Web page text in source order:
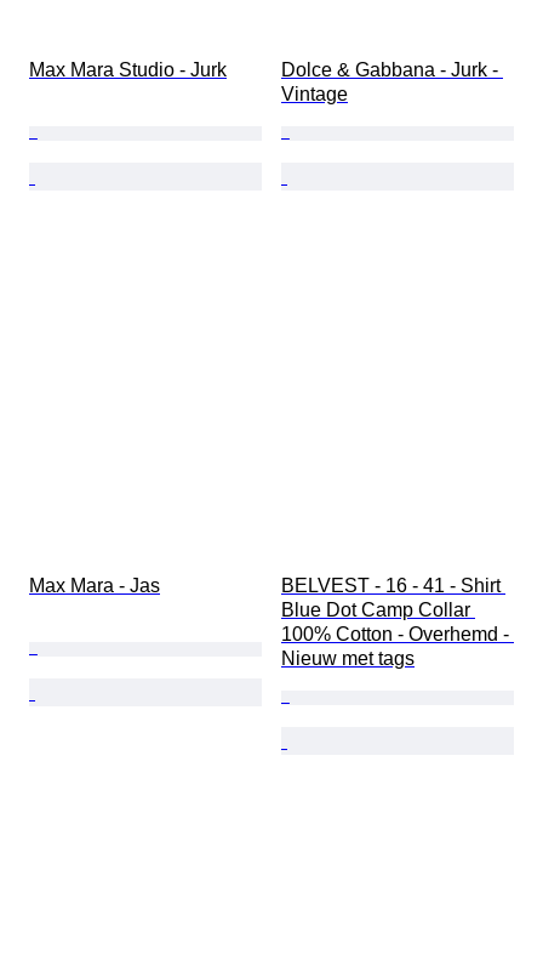
Max Mara Studio - Jurk
Dolce & Gabbana - Jurk -
Vintage
Max Mara - Jas
BELVEST - 16 - 41 - Shirt
Blue Dot Camp Collar
100% Cotton - Overhemd -
Nieuw met tags